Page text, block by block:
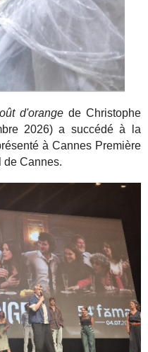
d'orangede Christophe
2026) a succédé à la
à Cannes Première
de Cannes.